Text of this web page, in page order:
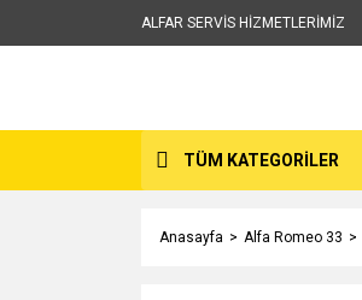
ALFAR SERVİS HİZMETLERİMİZ
TÜM KATEGORİLER
Anasayfa Alfa Romeo 33